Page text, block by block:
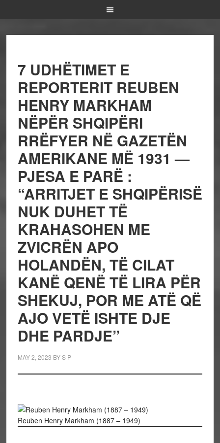
7 UDHËTIMET E
REPORTERIT REUBEN
HENRY MARKHAM
NËPËR SHQIPËRI
RRËFYER NË GAZETËN
AMERIKANE MË 1931 —
PJESA E PARË :
“ARRITJET E SHQIPËRISË
NUK DUHET TË
KRAHASOHEN ME
ZVICRËN APO
HOLANDËN, TË CILAT
KANË QENË TË LIRA PËR
SHEKUJ, POR ME ATË QË
AJO VETË ISHTE DJE
DHE PARDJE”
MAY 2, 2023 BYS P
Reuben Henry Markham (1887 – 1949)